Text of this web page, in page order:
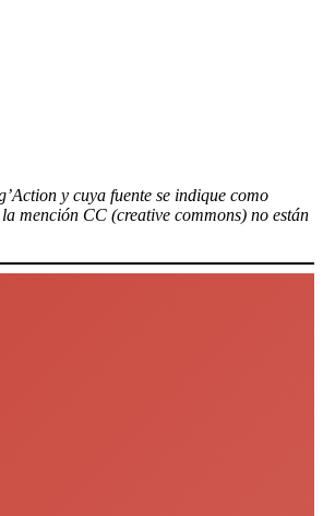
y cuya fuente se indique como
mención CC (creative commons) no están